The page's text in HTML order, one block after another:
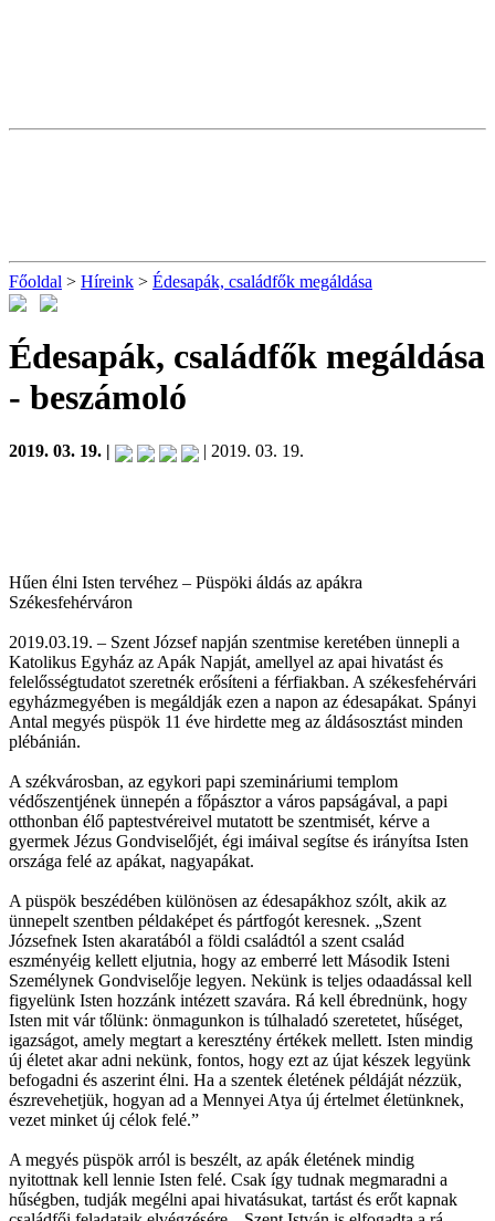
Főoldal > Híreink > Édesapák, családfők megáldása
Édesapák, családfők megáldása
- beszámoló
2019. 03. 19. | | 2019. 03. 19.
Hűen élni Isten tervéhez – Püspöki áldás az apákra
Székesfehérváron
2019.03.19. – Szent József napján szentmise keretében ünnepli a
Katolikus Egyház az Apák Napját, amellyel az apai hivatást és
felelősségtudatot szeretnék erősíteni a férfiakban. A székesfehérvári
egyházmegyében is megáldják ezen a napon az édesapákat. Spányi
Antal megyés püspök 11 éve hirdette meg az áldásosztást minden
plébánián.
A székvárosban, az egykori papi szemináriumi templom
védőszentjének ünnepén a főpásztor a város papságával, a papi
otthonban élő paptestvéreivel mutatott be szentmisét, kérve a
gyermek Jézus Gondviselőjét, égi imáival segítse és irányítsa Isten
országa felé az apákat, nagyapákat.
A püspök beszédében különösen az édesapákhoz szólt, akik az
ünnepelt szentben példaképet és pártfogót keresnek. „Szent
Józsefnek Isten akaratából a földi családtól a szent család
eszményéig kellett eljutnia, hogy az emberré lett Második Isteni
Személynek Gondviselője legyen. Nekünk is teljes odaadással kell
figyelünk Isten hozzánk intézett szavára. Rá kell ébrednünk, hogy
Isten mit vár tőlünk: önmagunkon is túlhaladó szeretetet, hűséget,
igazságot, amely megtart a keresztény értékek mellett. Isten mindig
új életet akar adni nekünk, fontos, hogy ezt az újat készek legyünk
befogadni és aszerint élni. Ha a szentek életének példáját nézzük,
észrevehetjük, hogyan ad a Mennyei Atya új értelmet életünknek,
vezet minket új célok felé.”
A megyés püspök arról is beszélt, az apák életének mindig
nyitottnak kell lennie Isten felé. Csak így tudnak megmaradni a
hűségben, tudják megélni apai hivatásukat, tartást és erőt kapnak